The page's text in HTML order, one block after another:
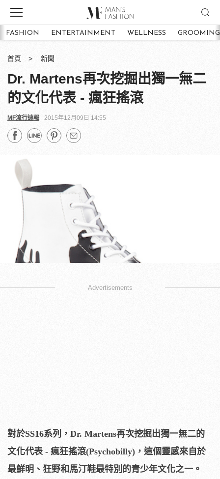
FASHION ENTERTAINMENT WELLNESS GROOMING
首頁 新聞
Dr. Martens再次挖掘出獨一無二
的文化代表 - 瘋狂搖滾
MF流行速報 2015年12月09日 14:55
Advertisements
對於SS16系列， Dr. Martens再次挖掘出獨一無二的
文化代表 - 瘋狂搖滾(Psychobilly) ，這個靈感來自於
最鮮明、狂野和馬汀鞋最特別的青少年文化之一。